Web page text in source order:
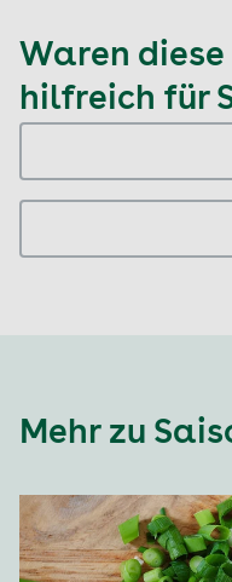
Waren
hilfreich für
Mehr zu